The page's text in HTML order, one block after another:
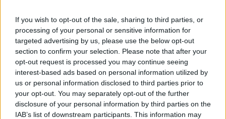
If you wish to opt-out of the sale, sharing to third parties, or
processing of your personal or sensitive information for
targeted advertising by us, please use the below opt-out
section to confirm your selection. Please note that after your
opt-out request is processed you may continue seeing
interest-based ads based on personal information utilized by
us or personal information disclosed to third parties prior to
your opt-out. You may separately opt-out of the further
disclosure of your personal information by third parties on the
IAB’s list of downstream participants. This information may
in altri scritti ci fa scoprire che Galilei era non solo un grande
scienziato, ma anche una grande scrittore. Quindi il valore della
leggerezza a cui tendo si accompagna sempre in Calvino ad altri
valori ed alla profondità di una ricerca che non ha mai fine.
Riccardo Ferrucci